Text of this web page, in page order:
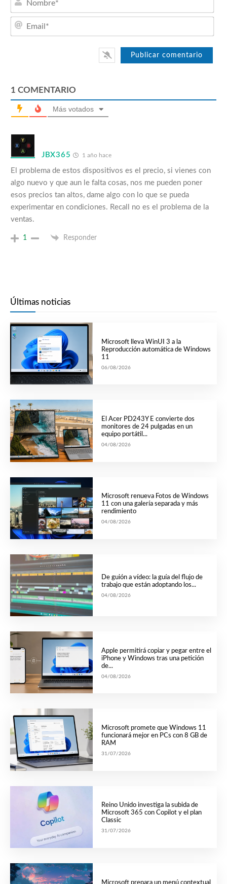
1 COMENTARIO
Más votados
JBX365 1 año hace
El problema de estos dispositivos es el precio, si vienes con
algo nuevo y que aun le falta cosas, nos me pueden poner
esos precios tan altos, dame algo con lo que se pueda
experimentar en condiciones. Recall no es el problema de la
ventas.
1 Responder
Últimas noticias
Microsoft lleva WinUI 3 a la
Reproducción automática de Windows
11
06/08/2026
El Acer PD243Y E convierte dos
monitores de 24 pulgadas en un
equipo portátil...
04/08/2026
Microsoft renueva Fotos de Windows
11 con una galería separada y más
rendimiento
04/08/2026
De guión a vídeo: la guía del flujo de
trabajo que están adoptando los...
04/08/2026
Apple permitirá copiar y pegar entre el
iPhone y Windows tras una petición
de...
04/08/2026
Microsoft promete que Windows 11
funcionará mejor en PCs con 8 GB de
RAM
31/07/2026
Reino Unido investiga la subida de
Microsoft 365 con Copilot y el plan
Classic
31/07/2026
Microsoft prepara un menú contextual